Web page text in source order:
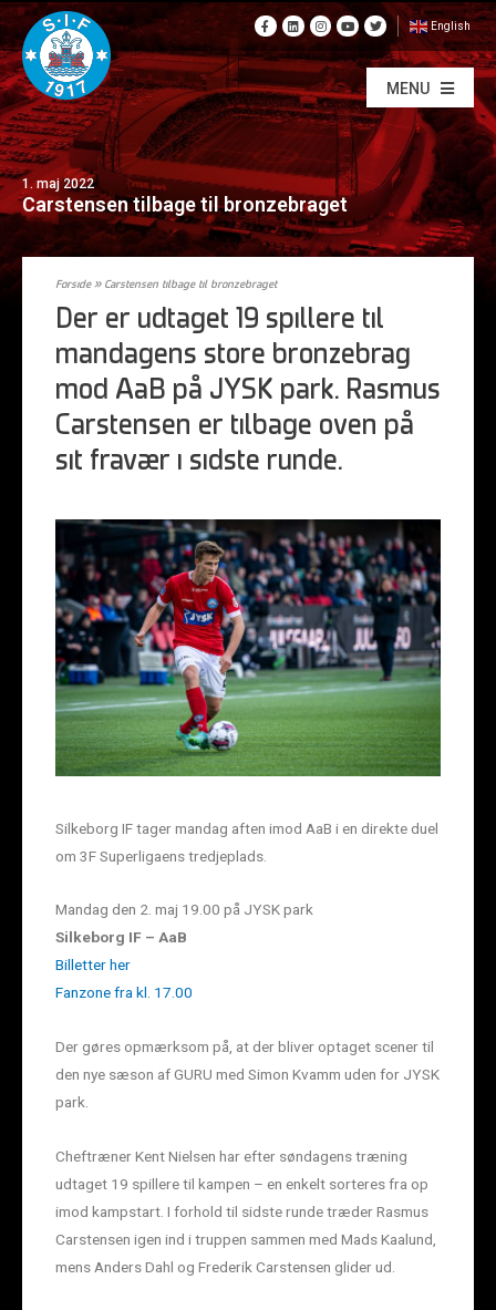
English
MENU
1. maj 2022
Carstensen tilbage til bronzebraget
Forside» Carstensen tilbage til bronzebraget
Der er udtaget 19 spillere til
mandagens store bronzebrag
mod AaB på JYSK park. Rasmus
Carstensen er tilbage oven på
sit fravær i sidste runde.
Silkeborg IF tager mandag aften imod AaB i en direkte duel
om 3F Superligaens tredjeplads.
Mandag den 2. maj 19.00 på JYSK park
Silkeborg IF – AaB
Billetter her
Fanzone fra kl. 17.00
Der gøres opmærksom på, at der bliver optaget scener til
den nye sæson af GURU med Simon Kvamm uden for JYSK
park.
Cheftræner Kent Nielsen har efter søndagens træning
udtaget 19 spillere til kampen – en enkelt sorteres fra op
imod kampstart. I forhold til sidste runde træder Rasmus
Carstensen igen ind i truppen sammen med Mads Kaalund,
mens Anders Dahl og Frederik Carstensen glider ud.